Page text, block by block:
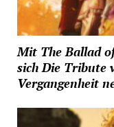
Mit The Ballad
sich Die Tribute
Vergangenheit